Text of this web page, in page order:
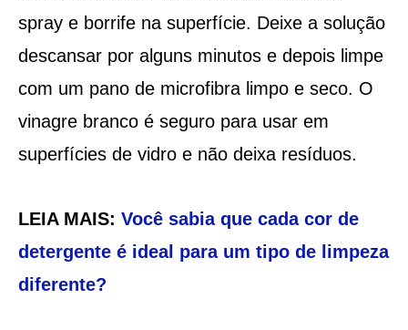
spray e borrife na superfície. Deixe a solução
descansar por alguns minutos e depois limpe
com um pano de microfibra limpo e seco. O
vinagre branco é seguro para usar em
superfícies de vidro e não deixa resíduos.
LEIA MAIS: Você sabia que cada cor de
detergente é ideal para um tipo de limpeza
diferente?